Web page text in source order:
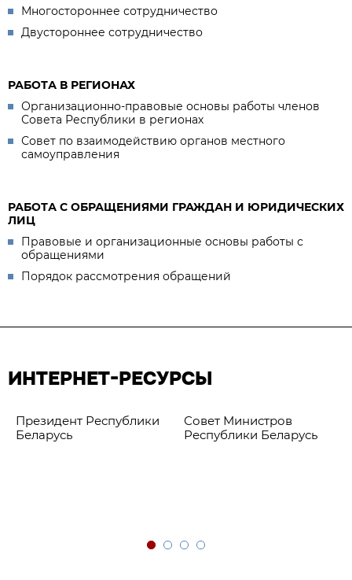
Многостороннее сотрудничество
Двустороннее сотрудничество
РАБОТА В РЕГИОНАХ
Организационно-правовые основы работы членов
Совета Республики в регионах
Совет по взаимодействию органов местного
самоуправления
РАБОТА С ОБРАЩЕНИЯМИ ГРАЖДАН И ЮРИДИЧЕСКИХ
ЛИЦ
Правовые и организационные основы работы с
обращениями
Порядок рассмотрения обращений
ИНТЕРНЕТ-РЕСУРСЫ
Президент Республики
Беларусь
Совет Министров
Республики Беларусь